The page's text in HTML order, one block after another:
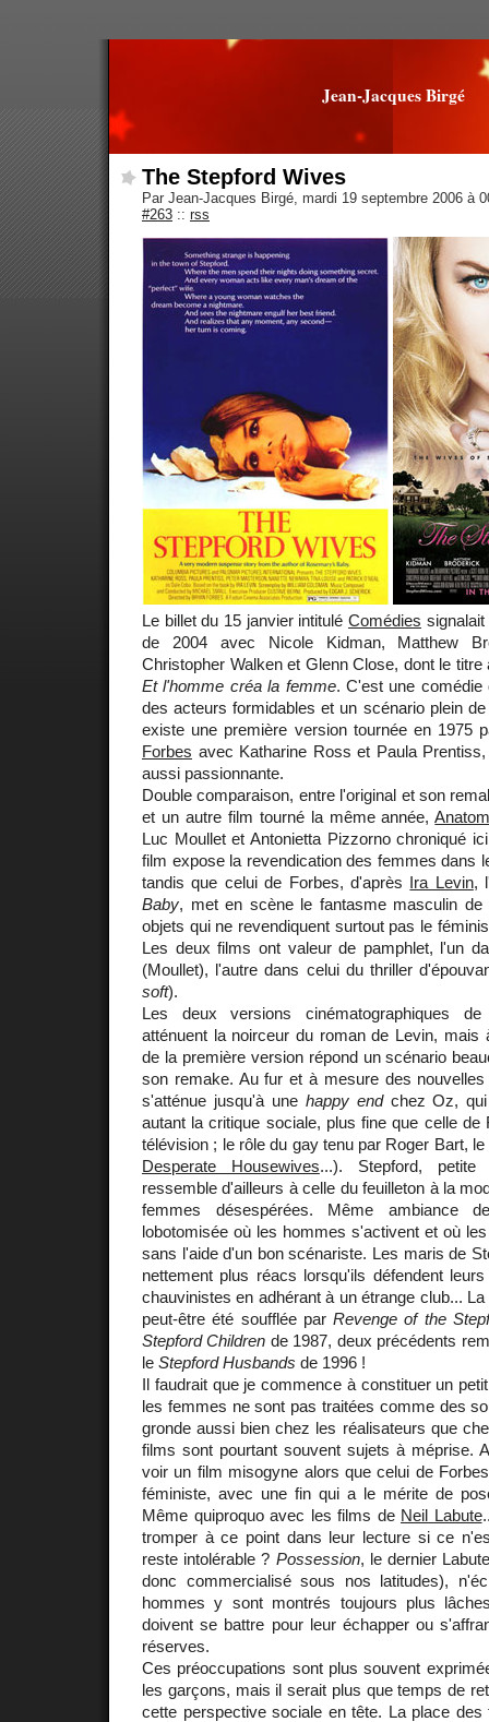
Jean-Jacques Birgé
The Stepford Wives
Par Jean-Jacques Birgé, mardi 19 septembre 2006 à
#263 :: rss
Le billet du 15 janvier intitulé Comédies
de 2004 avec Nicole Kidman, Matthew
Christopher Walken et Glenn Close, dont le
Et l'homme créa la femme. C'est une comédie
des acteurs formidables et un scénario plein
existe une première version tournée en 1975
Forbes avec Katharine Ross et Paula
aussi passionnante.
Double comparaison, entre l'original et son
et un autre film tourné la même année,
Luc Moullet et Antonietta Pizzorno chroniqué
film expose la revendication des femmes dans
tandis que celui de Forbes, d'après Ira Levin,
Baby, met en scène le fantasme masculin de
objets qui ne revendiquent surtout pas le
Les deux films ont valeur de pamphlet, l'un
(Moullet), l'autre dans celui du thriller
soft).
Les deux versions cinématographiques
atténuent la noirceur du roman de Levin, mais
de la première version répond un scénario
son remake. Au fur et à mesure des nouvelles
s'atténue jusqu'à une happy endchez Oz, qui
autant la critique sociale, plus fine que celle de
télévision ; le rôle du gay tenu par Roger Bart,
Desperate Housewives...). Stepford, petite
ressemble d'ailleurs à celle du feuilleton à la
femmes désespérées. Même ambiance
lobotomisée où les hommes s'activent et où
sans l'aide d'un bon scénariste. Les maris de
nettement plus réacs lorsqu'ils défendent
chauvinistes en adhérant à un étrange club...
peut-être été soufflée parRevenge of the
Stepford Children de 1987, deux précédents
le Stepford Husbands de 1996 !
Il faudrait que je commence à constituer un
les femmes ne sont pas traitées comme des
gronde aussi bien chez les réalisateurs que
films sont pourtant souvent sujets à méprise.
voir un film misogyne alors que celui de
féministe, avec une fin qui a le mérite de
Même quiproquo avec les films de Neil Labute
tromper à ce point dans leur lecture si ce
reste intolérable ? Possession, le dernier
donc commercialisé sous nos latitudes),
hommes y sont montrés toujours plus
doivent se battre pour leur échapper ou
réserves.
Ces préoccupations sont plus souvent
les garçons, mais il serait plus que temps de
cette perspective sociale en tête. La place